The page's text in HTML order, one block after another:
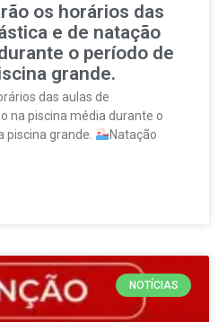
os horários das
e de natação
o período de
grande.
das aulas de
na piscina média durante o
grande.
Natação
NOTÍCIAS